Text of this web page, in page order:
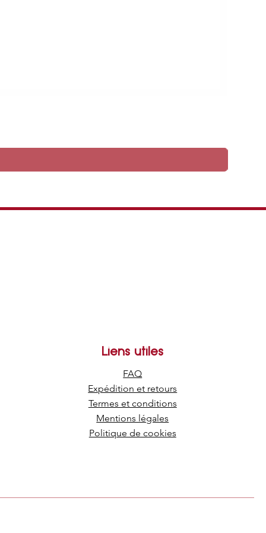
Liens utiles
FAQ
Expédition et retours
Termes et conditions
Mentions légales
Politique de cookies